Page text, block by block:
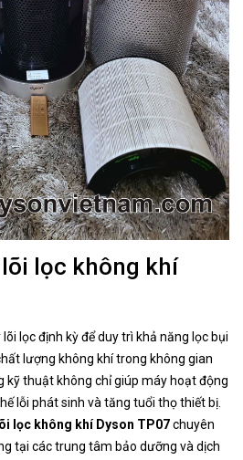
lọc không khí
lọc định kỳ để duy trì khả năng lọc bụi
lượng không khí trong không gian
kỹ thuật không chỉ giúp máy hoạt động
lỗi phát sinh và tăng tuổi thọ thiết bị.
lọc không khí Dyson TP07chuyên
tại các trung tâm bảo dưỡng và dịch